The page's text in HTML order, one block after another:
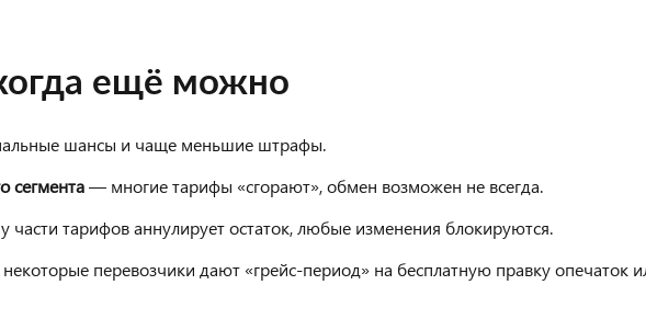
ещё можно
шансы и чаще меньшие штрафы.
сегмента— многие тарифы «сгорают», обмен возможен не всегда.
части тарифов аннулирует остаток, любые изменения блокируются.
перевозчики дают «грейс-период» на бесплатную правку опечаток